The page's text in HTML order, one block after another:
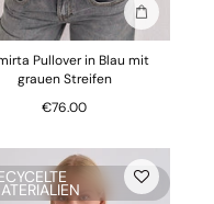
stecken In die
Pullover in Blau mit
grauen Streifen
€76.00